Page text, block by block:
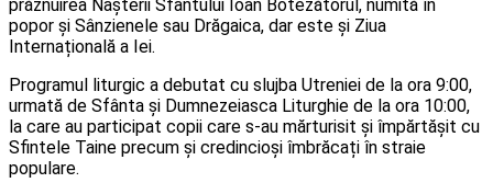
prăznuirea Nașterii Sfântului Ioan Botezătorul, numită în
popor și Sânzienele sau Drăgaica, dar este și Ziua
Internațională a Iei.
Programul liturgic a debutat cu slujba Utreniei de la ora 9:00,
urmată de Sfânta și Dumnezeiasca Liturghie de la ora 10:00,
la care au participat copii care s-au mărturisit și împărtășit cu
Sfintele Taine precum și credincioși îmbrăcați în straie
populare.